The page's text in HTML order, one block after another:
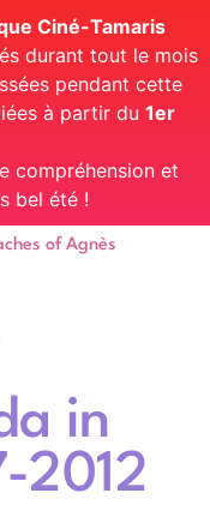
Ciné-Tamaris
durant tout le mois
pendant cette
à partir du 1er
compréhension et
bel été !
of Agnès
in
2012